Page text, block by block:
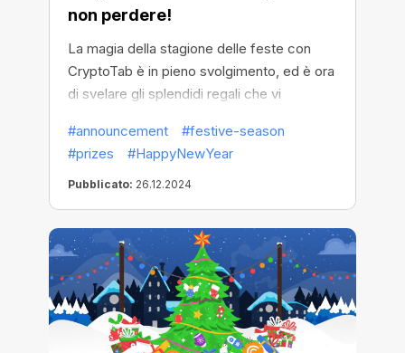
non perdere!
La magia della stagione delle feste con
CryptoTab è in pieno svolgimento, ed è ora
di svelare gli splendidi regali che vi
avvicina a ricompense indimenticabili, e ne
vale la pena.
#announcement
#festive-season
#prizes
#HappyNewYear
Pubblicato: 26.12.2024